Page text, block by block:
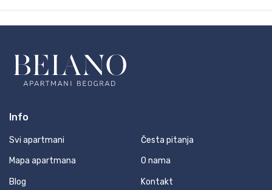
Info
Svi apartmani
Mapa apartmana
Blog
Česta pitanja
O nama
Kontakt